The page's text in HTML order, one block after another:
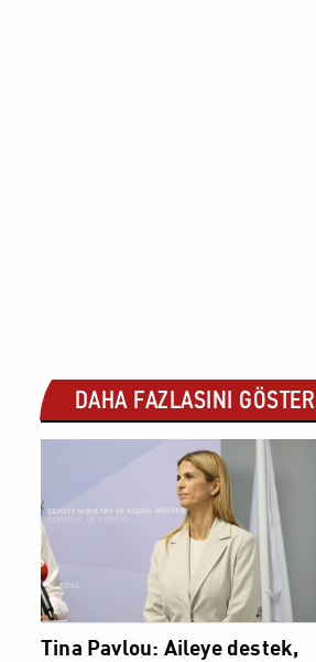
DAHA FAZLASINI GÖSTER
Tina Pavlou: Aileye destek,